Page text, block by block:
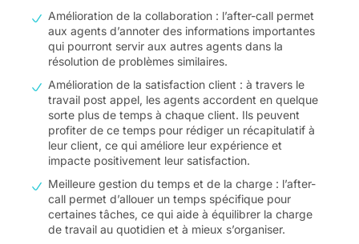
Amélioration de la collaboration : l’after-call permet
aux agents d’annoter des informations importantes
qui pourront servir aux autres agents dans la
résolution de problèmes similaires.
Amélioration de la satisfaction client : à travers le
travail post appel, les agents accordent en quelque
sorte plus de temps à chaque client. Ils peuvent
profiter de ce temps pour rédiger un récapitulatif à
leur client, ce qui améliore leur expérience et
impacte positivement leur satisfaction.
Meilleure gestion du temps et de la charge : l’after-
call permet d’allouer un temps spécifique pour
certaines tâches, ce qui aide à équilibrer la charge
de travail au quotidien et à mieux s’organiser.